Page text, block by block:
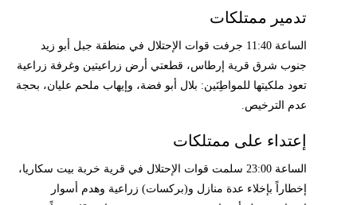
تدمير ممتلكات
الساعة 11:40 جرفت قوات الإحتلال في منطقة جبل أبو زيد
جنوب شرق قرية إرطاس، قطعتي أرض زراعيتين وغرفة زراعية
تعود ملكيتها للمواطِنَين: بلال أبو فضة، وإيهاب ملحم عليان، بحجة
عدم الترخيص.
إعتداء على ممتلكات
الساعة 23:00 سلمت قوات الإحتلال في قرية خربة بيت سكاريا،
إخطاراً بإخلاء عدة منازل و(بركسات) زراعية وهدم أسوار